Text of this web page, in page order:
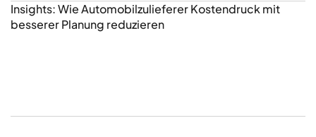
Insights: Wie Automobilzulieferer Kostendruck mit
besserer Planung reduzieren